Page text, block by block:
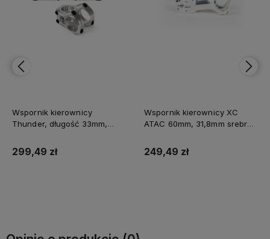
Wspornik kierownicy
Thunder, długość 33mm,
anodowany
299,49 zł
Wspornik kierownicy XC
ATAC 60mm, 31,8mm srebrny
249,49 zł